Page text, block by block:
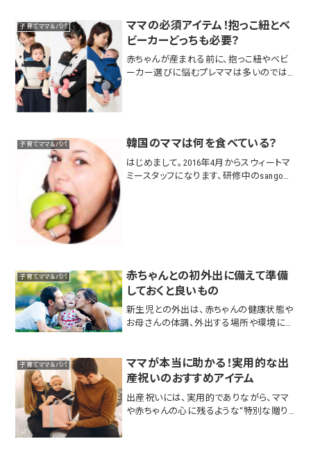
をご紹介しちゃいます！ママの荷物はいつ
もいっぱい！...
子育てママ＆パパ
ママの必須アイテム！抱っこ紐とベ
ビーカーどっちも必要？
赤ちゃんが産まれる前に、抱っこ紐やベビ
ーカー選びに悩むプレママは多いのでは？
カーのそれ...
子育てママ＆パパ 韓国のママは何を食べている？
はじめまして。2016年4月からスウィートマ
ミースタッフになります、研修中のsangoで
子育てママ＆パパ
赤ちゃんとの初外出に備えて準備
しておくと良いもの
新生児との外出は、赤ちゃんの健康状態や
お母さんの体調、外出する場所や環境によ
うか。外出はいつから？生後1か月頃から:
多くの小児科医や助産師は、生後1か月健
子育てママ＆パパ
ママが本当に助かる！実用的な出
産祝いのおすすめアイテム
出産祝いには、実用的でありながら、ママ
や赤ちゃんの心に残るような“特別な贈り